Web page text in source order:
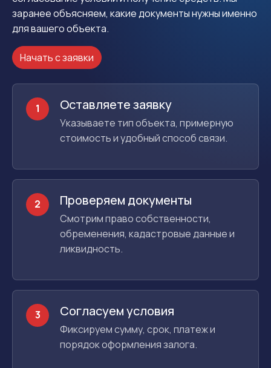
заранее объясняем, какие документы нужны именно
для вашего объекта.
Начать с заявки
1 Оставляете заявку
Указываете тип объекта, примерную
стоимость и удобный способ связи.
2 Проверяем документы
Смотрим право собственности,
обременения, кадастровые данные и
ликвидность.
3 Согласуем условия
Фиксируем сумму, срок, платеж и
порядок оформления залога.